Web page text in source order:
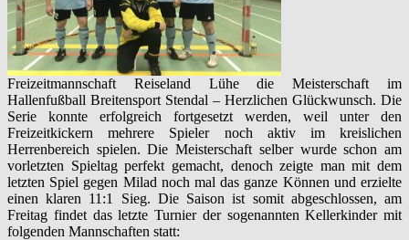
Freizeitmannschaft Reiseland Lühe die Meisterschaft im
Hallenfußball Breitensport Stendal – Herzlichen Glückwunsch. Die
Serie konnte erfolgreich fortgesetzt werden, weil unter den
Freizeitkickern mehrere Spieler noch aktiv im kreislichen
Herrenbereich spielen. Die Meisterschaft selber wurde schon am
vorletzten Spieltag perfekt gemacht, denoch zeigte man mit dem
letzten Spiel gegen Milad noch mal das ganze Können und erzielte
einen klaren 11:1 Sieg. Die Saison ist somit abgeschlossen, am
Freitag findet das letzte Turnier der sogenannten Kellerkinder mit
folgenden Mannschaften statt: